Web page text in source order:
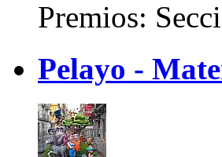
Premios:
Pelayo -